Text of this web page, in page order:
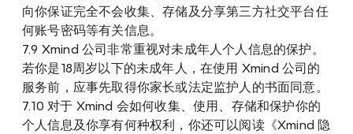
向你保证完全不会收集、存储及分享第三方社交平台任
何账号密码等有关信息。
7.9 Xmind 公司非常重视对未成年人个人信息的保护。
若你是18周岁以下的未成年人，在使用 Xmind 公司的
服务前，应事先取得你家长或法定监护人的书面同意。
7.10 对于 Xmind 会如何收集、使用、存储和保护你的
个人信息及你享有何种权利，你还可以阅读《Xmind 隐